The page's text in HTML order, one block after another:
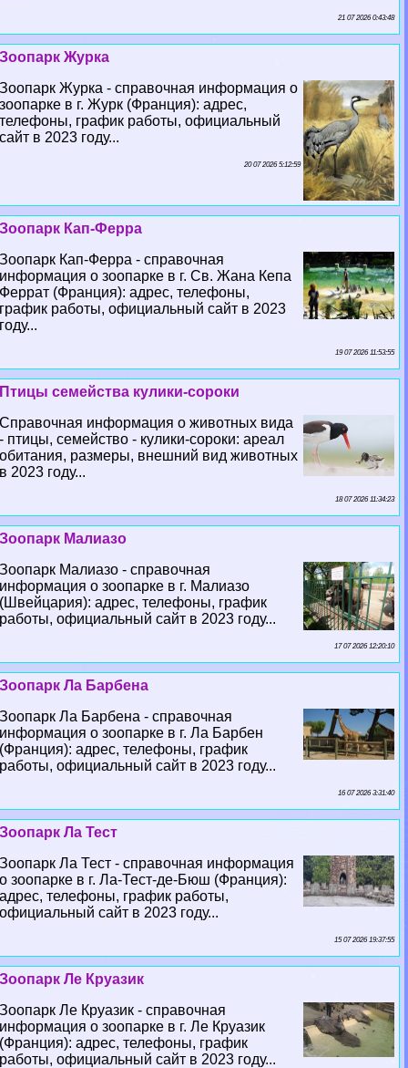
21 07 2026 0:43:48
Зоопарк Журка
Зоопарк Журка - справочная информация о
зоопарке в г. Журк (Франция): адрес,
телефоны, график работы, официальный
сайт в 2023 году...
20 07 2026 5:12:59
Зоопарк Кап-Ферра
Зоопарк Кап-Ферра - справочная
информация о зоопарке в г. Св. Жана Кепа
Феррат (Франция): адрес, телефоны,
график работы, официальный сайт в 2023
году...
19 07 2026 11:53:55
Птицы семейства кулики-сороки
Справочная информация о животных вида
- птицы, семейство - кулики-сороки: ареал
обитания, размеры, внешний вид животных
в 2023 году...
18 07 2026 11:34:23
Зоопарк Малиазо
Зоопарк Малиазо - справочная
информация о зоопарке в г. Малиазо
(Швейцария): адрес, телефоны, график
работы, официальный сайт в 2023 году...
17 07 2026 12:20:10
Зоопарк Ла Барбена
Зоопарк Ла Барбена - справочная
информация о зоопарке в г. Ла Барбен
(Франция): адрес, телефоны, график
работы, официальный сайт в 2023 году...
16 07 2026 3:31:40
Зоопарк Ла Тест
Зоопарк Ла Тест - справочная информация
о зоопарке в г. Ла-Тест-де-Бюш (Франция):
адрес, телефоны, график работы,
официальный сайт в 2023 году...
15 07 2026 19:37:55
Зоопарк Ле Круазик
Зоопарк Ле Круазик - справочная
информация о зоопарке в г. Ле Круазик
(Франция): адрес, телефоны, график
работы, официальный сайт в 2023 году...